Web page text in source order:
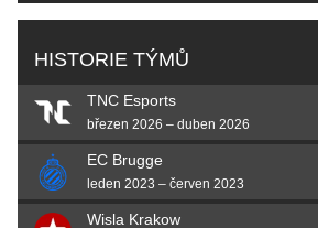
HISTORIE TÝMŮ
TNC Esports
březen 2026 – duben 2026
EC Brugge
leden 2023 – červen 2023
Wisla Krakow